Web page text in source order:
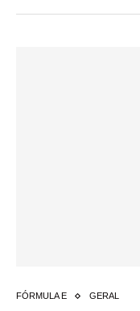
FÓRMULA E GERAL